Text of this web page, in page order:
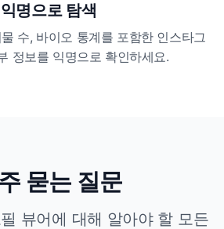
익명으로 탐색
수, 바이오 통계를 포함한 인스타그
정보를 익명으로 확인하세요.
묻는 질문
뷰어에 대해 알아야 할 모든